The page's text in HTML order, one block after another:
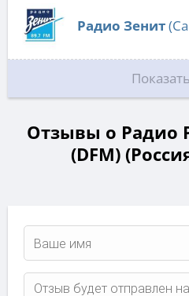
Радио Зенит
Отзывы о Радио
(DFM)